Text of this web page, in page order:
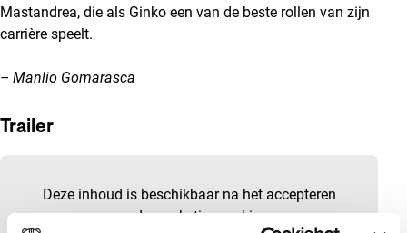
Mastandrea, die als Ginko een van de beste rollen van zijn
carrière speelt.
– Manlio Gomarasca
Trailer
Deze inhoud is beschikbaar na het accepteren
van de marketingcookies.